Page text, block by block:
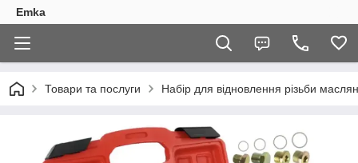
Emka
Товари та послуги Набір для відновлення різьби